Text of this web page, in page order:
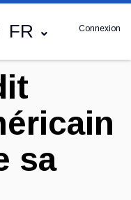
FR Connexion
sa